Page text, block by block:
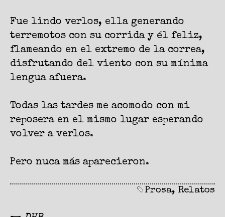
Fue lindo verlos, ella generando
terremotos con su corrida y él feliz,
flameando en el extremo de la correa,
disfrutando del viento con su mínima
lengua afuera.
Todas las tardes me acomodo con mi
reposera en el mismo lugar esperando
volver a verlos.
Pero nuca más aparecieron.
Prosa, Relatos